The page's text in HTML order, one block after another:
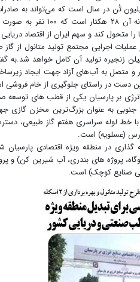
تُن در سال است که می‌تواند به
۵۱۰ متر و پس کرانه‌
را متحول کند و سهم ایران از اقتصاد
و متصل به آب‌های آزاد جهت ایجاد
دست در راستای جلوگیری از خام
به عنوان بزرگ‌ترین مخزن گازی
(عسلویه) است.
در منطقه ویژه اقتصادی پارسیان
پروژه ‌های بندری، آب شیرین کن) و
صنایع کوچک) است.